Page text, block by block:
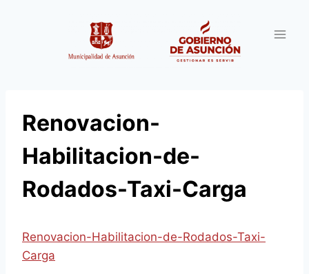
Renovacion-
Habilitacion-de-
Rodados-Taxi-Carga
Renovacion-Habilitacion-de-Rodados-Taxi-
Carga